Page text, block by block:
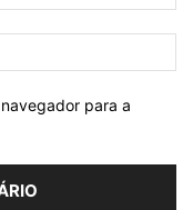
para a